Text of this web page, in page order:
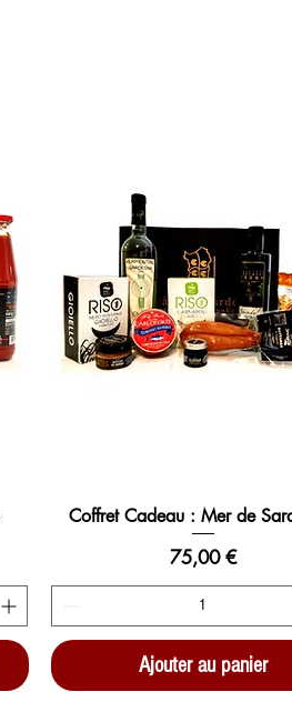
Coffret Cadeau : Mer de
Prix
75,00 €
Ajouter au panier